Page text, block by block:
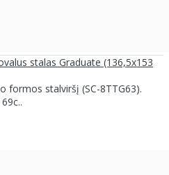
stalas Graduate (136,5x153
formos stalviršį (SC-8TTG63).